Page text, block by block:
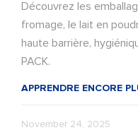
Découvrez les
fromage, le lait en
haute barrière,
PACK.
APPRENDRE ENCORE
November 24, 2025